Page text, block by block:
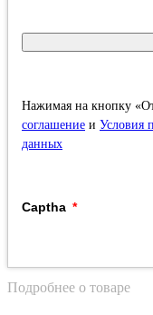
Нажимая на кнопку
соглашение и Условия
данных
Captha
Подробнее о товаре